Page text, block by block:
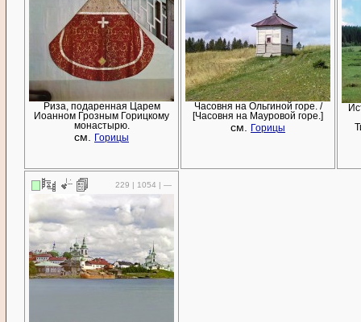
Риза, подаренная Царем
Иоанном Грозным Горицкому
монастырю.
см. Горицы
Часовня на Ольгиной горе. /
[Часовня на Мауровой горе.]
см. Горицы
229 | 1054 | —